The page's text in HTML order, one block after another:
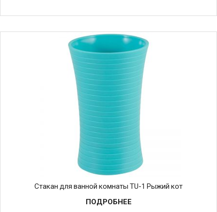
Стакан для ванной комнаты TU-1 Рыжий кот
ПОДРОБНЕЕ